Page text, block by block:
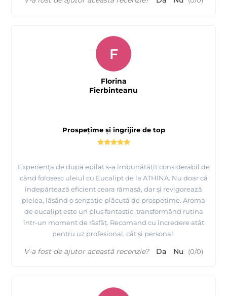
Prospețime și îngrijire de top
Experiența de după epilat s-a îmbunătățit considerabil de
când folosesc uleiul cu Eucalipt de la ATHINA. Nu doar că
îndepărtează eficient ceara rămasă, dar și revigorează
pielea, lăsând o senzație plăcută de prospețime. Aroma
de eucalipt este un plus fantastic, transformând rutina
într-un moment de răsfăț. Recomand cu încredere atât
pentru uz profesional, cât și personal.
F
Florina
Fierbinteanu
V-a fost de ajutor această recenzie? Da Nu (0/0)